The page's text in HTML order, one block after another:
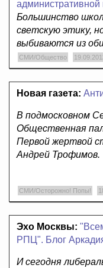
административной
Большинство
светскую этику,
выбиваются из
СМИ/Общество
Новая газета:
В подмосковном
Общественная
Первой жертвой
Андрей Трофимов.
СМИ/Осторожно! Попы!
Эхо Москвы:
РПЦ". Блог
И сегодня